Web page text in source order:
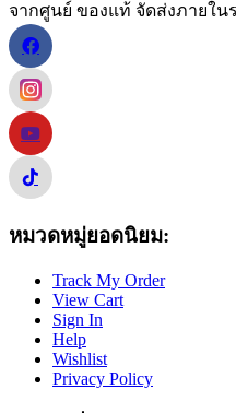
จากศูนย์ ของแท้ จัดส่งภายใน
หมวดหมู่ยอดนิยม:
Track My Order
View Cart
Sign In
Help
Wishlist
Privacy Policy